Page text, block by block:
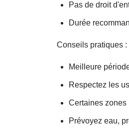
Pas de droit
Durée
Conseils pratiques :
Meilleure
Respectez les
Certaines zones
Prévoyez eau,